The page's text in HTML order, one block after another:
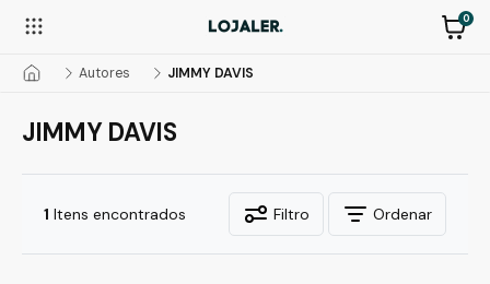
0
Autores JIMMY DAVIS
JIMMY DAVIS
1 Itens encontrados Filtro Ordenar